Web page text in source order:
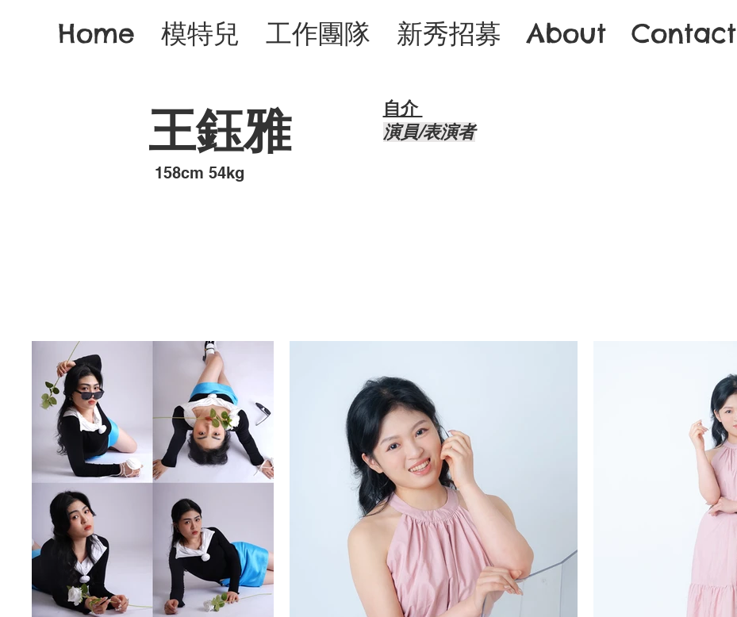
Home 模特兒 工作團隊 新秀招募 About Contact
王鈺雅
​158cm 54kg
自介 ​
演員/表演者